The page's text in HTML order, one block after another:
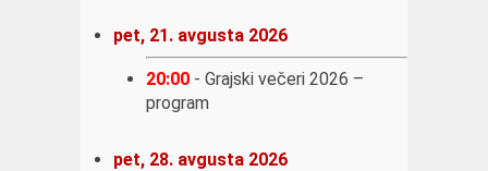
pet, 21. avgusta 2026
20:00 - Grajski večeri 2026 –
program
pet, 28. avgusta 2026